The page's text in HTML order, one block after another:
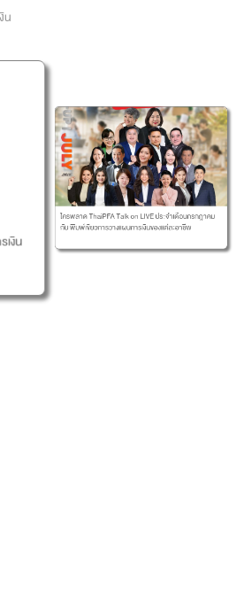
น
ใครพลาด ThaiPFA Talk on LIVE ประจำเดือนกรกฎาคม
กับ พิมพ์เขียวการวางแผนการเงินของแต่ละอาชีพ